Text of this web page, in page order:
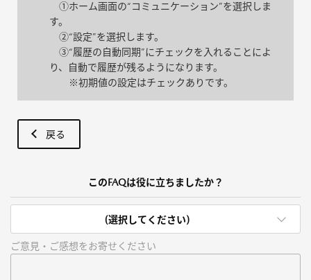
①ホーム画面の“コミュニケーション”を選択しま
す。
②“設定”を選択します。
③“履歴の自動同期”にチェックを入れることによ
り、自動で履歴が残るようになります。
※初期値の設定はチェックありです。
戻る
このFAQは役に立ちましたか？
(選択してください)
ご意見・ご感想をお寄せください